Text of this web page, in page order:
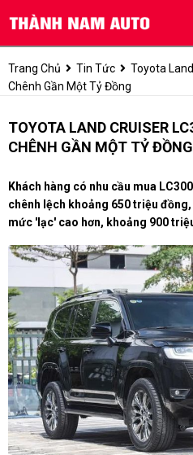
Trang Chủ Tin Tức
Toyota
Chênh Gần Một Tỷ Đồng
TOYOTA LAND CRUISER
CHÊNH GẦN MỘT TỶ ĐỒNG
Khách hàng có nhu cầu mua
chênh lệch khoảng 650 triệu
mức 'lạc' cao hơn, khoảng 900